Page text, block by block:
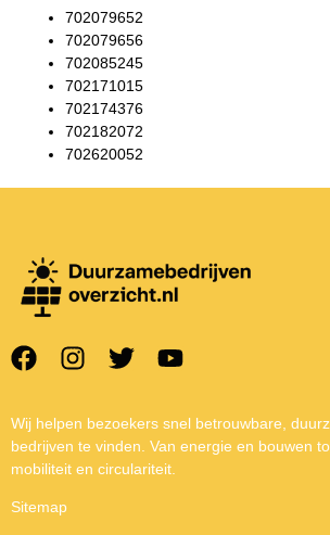
702079652
702079656
702085245
702171015
702174376
702182072
702620052
Wij helpen bezoekers snel betrouwbare,
bedrijven te vinden. Van energie en bouwen
mobiliteit en circulariteit.
Sitemap